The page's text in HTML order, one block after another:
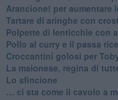
​Arancione! per aumentare
Tartare di aringhe con
Polpette di lenticchie con
​Pollo al curry e il passa
Croccantini golosi per
La maionese, regina di
Lo sfincione
​… ci sta come il cavolo a